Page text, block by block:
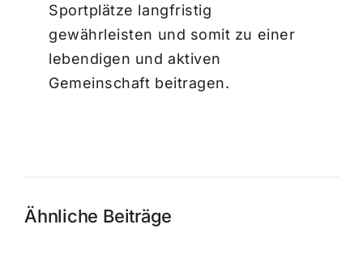
Sportplätze langfristig
gewährleisten und somit zu einer
lebendigen und aktiven
Gemeinschaft beitragen.
Ähnliche Beiträge